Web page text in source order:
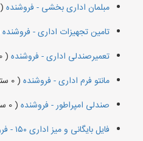
مبلمان اداری بخشی - فروشنده ( 0 ستاره )
تامین تجهیزات اداری - فروشنده
تعمیرصندلی اداری - فروشنده ( 0 ستاره )
مانتو فرم اداری - فروشنده ( 0 ستاره )
صندلی امپراطور - فروشنده ( 0 ستاره )
فایل بایگانی و میز اداری ۱۵۰ - فروشنده